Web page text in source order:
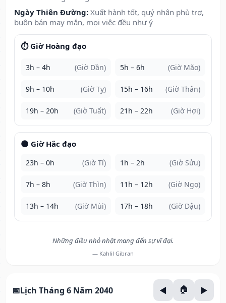
Ngày Thiên Đường: Xuất hành tốt, quý nhân phù trợ,
buôn bán may mắn, mọi việc đều như ý
⏱️ Giờ Hoàng đạo
3h – 4h (Giờ Dần) 5h – 6h (Giờ Mão)
9h – 10h (Giờ Tỵ) 15h – 16h (Giờ Thân)
19h – 20h (Giờ Tuất) 21h – 22h (Giờ Hợi)
🌑 Giờ Hắc đạo
23h – 0h (Giờ Tí) 1h – 2h (Giờ Sửu)
7h – 8h (Giờ Thìn) 11h – 12h (Giờ Ngọ)
13h – 14h (Giờ Mùi) 17h – 18h (Giờ Dậu)
Những điều nhỏ nhặt mang đến sự vĩ đại.
— Kahlil Gibran
Lịch Tháng 6 Năm 2040